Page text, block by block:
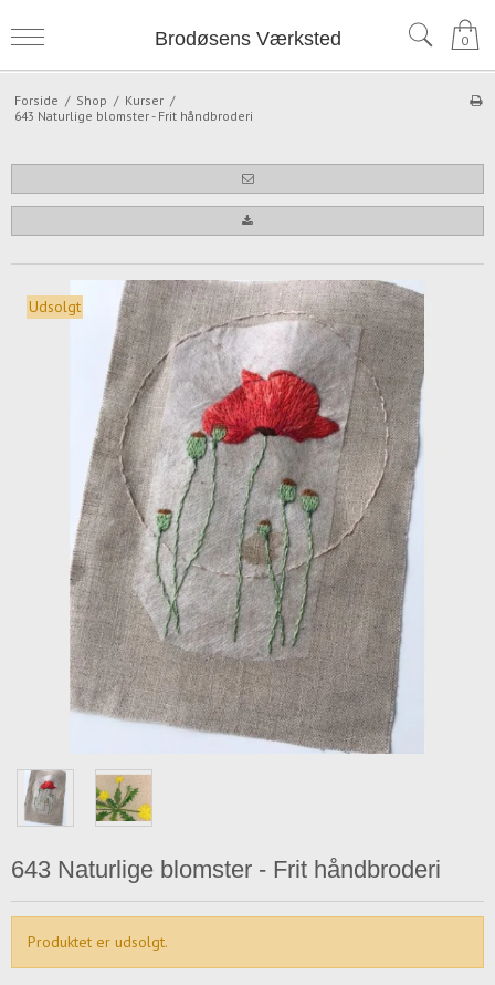
Brodøsens Værksted 0
Forside / Shop / Kurser /
643 Naturlige blomster - Frit håndbroderi
Udsolgt
643 Naturlige blomster - Frit håndbroderi
Produktet er udsolgt.